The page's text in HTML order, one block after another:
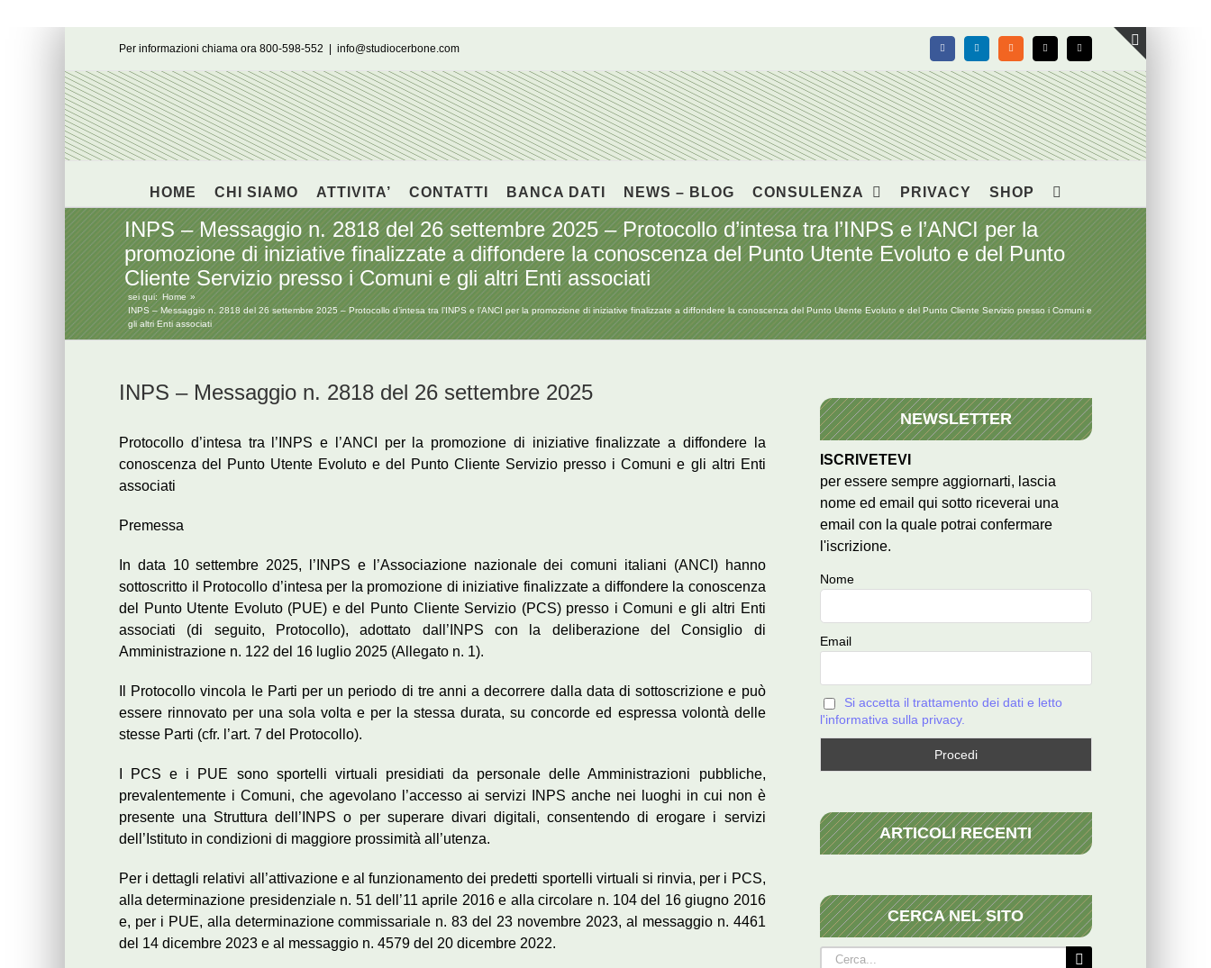
Per informazioni chiama ora 800-598-552 info@studiocerbone.com FacebookLinkedIn Rss X Email
HOME CHI SIAMO ATTIVITA’ CONTATTI BANCA DATI NEWS – BLOG CONSULENZA PRIVACY SHOP
INPS – Messaggio n. 2818 del 26 settembre 2025 – Protocollo d’intesa tra l’INPS e l’ANCI per la
promozione di iniziative finalizzate a diffondere la conoscenza del Punto Utente Evoluto e del Punto
Cliente Servizio presso i Comuni e gli altri Enti associati
sei qui: Home
INPS – Messaggio n. 2818 del 26 settembre 2025 – Protocollo d’intesa tra l’INPS e l’ANCI per la promozione di iniziative finalizzate a diffondere la conoscenza del Punto Utente Evoluto e del Punto Cliente Servizio presso i Comuni e
gli altri Enti associati
INPS – Messaggio n. 2818 del 26 settembre 2025
Protocollo d’intesa tra l’INPS e l’ANCI per la promozione di iniziative finalizzate a diffondere la
conoscenza del Punto Utente Evoluto e del Punto Cliente Servizio presso i Comuni e gli altri Enti
associati
Premessa
In data 10 settembre 2025, l’INPS e l’Associazione nazionale dei comuni italiani (ANCI) hanno
sottoscritto il Protocollo d’intesa per la promozione di iniziative finalizzate a diffondere la conoscenza
del Punto Utente Evoluto (PUE) e del Punto Cliente Servizio (PCS) presso i Comuni e gli altri Enti
associati (di seguito, Protocollo), adottato dall’INPS con la deliberazione del Consiglio di
Amministrazione n. 122 del 16 luglio 2025 (Allegato n. 1).
Il Protocollo vincola le Parti per un periodo di tre anni a decorrere dalla data di sottoscrizione e può
essere rinnovato per una sola volta e per la stessa durata, su concorde ed espressa volontà delle
stesse Parti (cfr. l’art. 7 del Protocollo).
I PCS e i PUE sono sportelli virtuali presidiati da personale delle Amministrazioni pubbliche,
prevalentemente i Comuni, che agevolano l’accesso ai servizi INPS anche nei luoghi in cui non è
presente una Struttura dell’INPS o per superare divari digitali, consentendo di erogare i servizi
dell’Istituto in condizioni di maggiore prossimità all’utenza.
Per i dettagli relativi all’attivazione e al funzionamento dei predetti sportelli virtuali si rinvia, per i PCS,
alla determinazione presidenziale n. 51 dell’11 aprile 2016 e alla circolare n. 104 del 16 giugno 2016
e, per i PUE, alla determinazione commissariale n. 83 del 23 novembre 2023, al messaggio n. 4461
del 14 dicembre 2023 e al messaggio n. 4579 del 20 dicembre 2022.
NEWSLETTER
ISCRIVETEVI
per essere sempre aggiornarti, lascia
nome ed email qui sotto riceverai una
email con la quale potrai confermare
l'iscrizione.
Nome
Email
Si accetta il trattamento dei dati e letto
l'informativa sulla privacy.
ARTICOLI RECENTI
CERCA NEL SITO
Cerca
Toggle
area
barra
scorrevole